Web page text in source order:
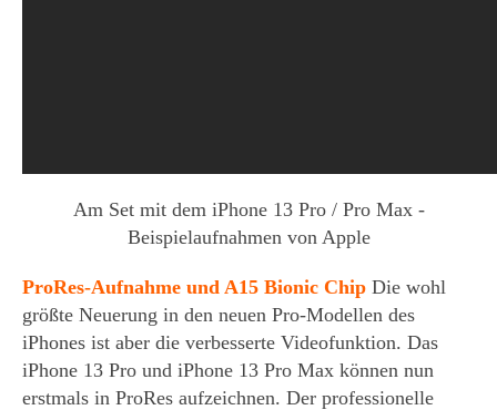
Am Set mit dem iPhone 13 Pro / Pro Max -
Beispielaufnahmen von Apple
ProRes-Aufnahme und A15 Bionic Chip Die wohl
größte Neuerung in den neuen Pro-Modellen des
iPhones ist aber die verbesserte Videofunktion. Das
iPhone 13 Pro und iPhone 13 Pro Max können nun
erstmals in ProRes aufzeichnen. Der professionelle